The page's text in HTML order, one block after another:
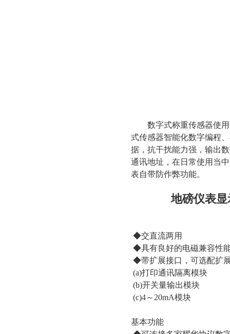
数字式称重传感器使用
式传感器智能化数字编程
据，抗干扰能力强，输出
通讯地址，在日常使用当
表自带防作弊功能。
地磅仪表
◆交直流两用
◆具有良好的电磁兼容性
◆带扩展接口，可选配扩
(a)打印通讯隔离模块
(b)开关量输出模块
(c)4～20mA模块
基本功能